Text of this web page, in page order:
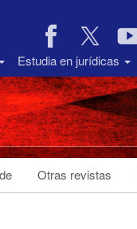
Estudia en jurídicas
Otras revistas